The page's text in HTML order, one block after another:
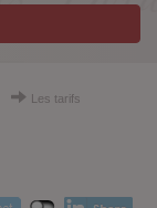
Les tarifs